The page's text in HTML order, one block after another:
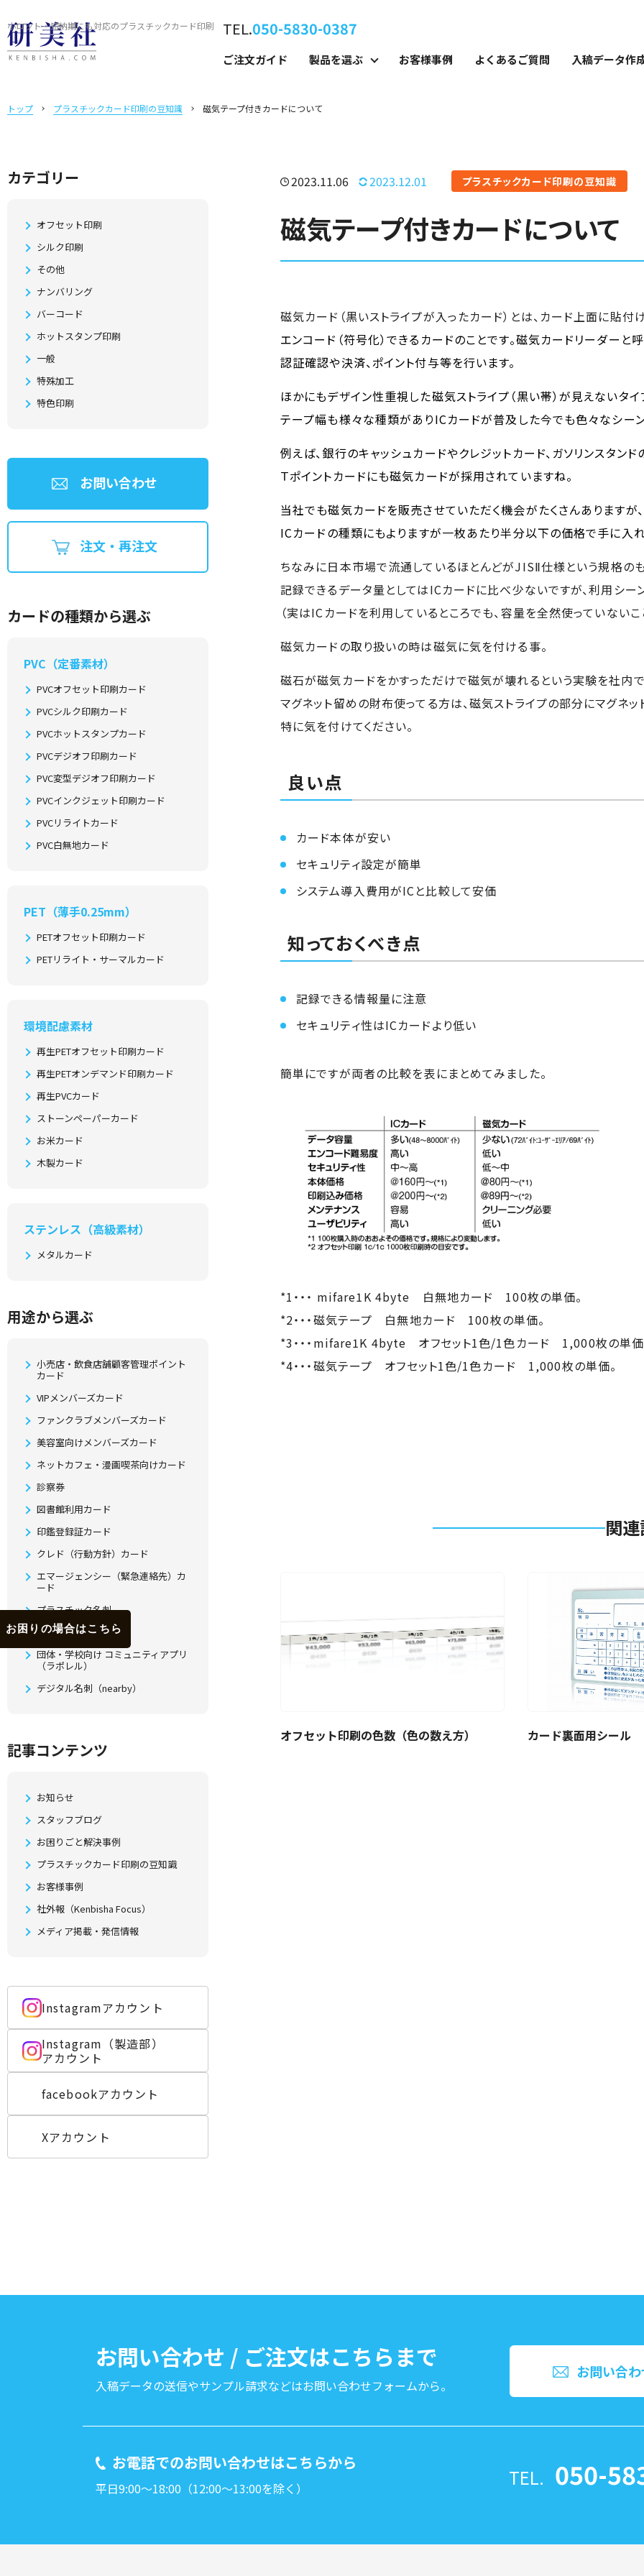
小ロット・短納期にも対応のプラスチックカード印刷 TEL.050-5830-0387
ご注文ガイド 製品を選ぶ お客様事例 よくあるご質問 入稿データ作
トップ プラスチックカード印刷の豆知識 磁気テープ付きカードについて
2023.11.06 2023.12.01 プラスチックカード印刷の豆知識
磁気テープ付きカードについて
磁気カード（黒いストライプが入ったカード）とは、カード上面に貼
エンコード（符号化）できるカードのことです。磁気カードリーダー
認証確認や決済、ポイント付与等を行います。
ほかにもデザイン性重視した磁気ストライプ（黒い帯）が見えないタ
テープ幅も様々な種類がありICカードが普及した今でも色々なシー
例えば、銀行のキャッシュカードやクレジットカード、ガソリンスタンド
Ｔポイントカードにも磁気カードが採用されていますね。
当社でも磁気カードを販売させていただく機会がたくさんありますが
ICカードの種類にもよりますが一枚あたり半分以下の価格で手に入
ちなみに日本市場で流通しているほとんどがJISⅡ仕様という規格のも
記録できるデータ量としてはICカードに比べ少ないですが、利用シー
（実はICカードを利用しているところでも、容量を全然使っていないこ
磁気カードの取り扱いの時は磁気に気を付ける事。
磁石が磁気カードをかすっただけで磁気が壊れるという実験を社内
マグネット留めの財布使ってる方は、磁気ストライプの部分にマグネ
特に気を付けてください。
良い点
カード本体が安い
セキュリティ設定が簡単
システム導入費用がICと比較して安価
知っておくべき点
記録できる情報量に注意
セキュリティ性はICカードより低い
簡単にですが両者の比較を表にまとめてみました。
*1・・・ mifare1K 4byte 白無地カード 100枚の単価。
*2・・・磁気テープ 白無地カード 100枚の単価。
*3・・・mifare1K 4byte オフセット1色/1色カード 1,000枚の単価
*4・・・磁気テープ オフセット1色/1色カード 1,000枚の単価。
関
オフセット印刷の色数（色の数え方） カード裏面用シール
カテゴリー
オフセット印刷
シルク印刷
その他
ナンバリング
バーコード
ホットスタンプ印刷
一般
特殊加工
特色印刷
お問い合わせ
注文・再注文
カードの種類から選ぶ
PVC（定番素材）
PVCオフセット印刷カード
PVCシルク印刷カード
PVCホットスタンプカード
PVCデジオフ印刷カード
PVC変型デジオフ印刷カード
PVCインクジェット印刷カード
PVCリライトカード
PVC白無地カード
PET（薄手0.25mm）
PETオフセット印刷カード
PETリライト・サーマルカード
環境配慮素材
再生PETオフセット印刷カード
再生PETオンデマンド印刷カード
再生PVCカード
ストーンペーパーカード
お米カード
木製カード
ステンレス（高級素材）
メタルカード
⽤途から選ぶ
小売店・飲食店舗顧客管理ポイント
カード
VIPメンバーズカード
ファンクラブメンバーズカード
美容室向けメンバーズカード
ネットカフェ・漫画喫茶向けカード
診察券
図書館利用カード
印鑑登録証カード
クレド（行動方針）カード
エマージェンシー（緊急連絡先）カ
ード
プラスチック名刺
QUOカード
団体・学校向け コミュニティアプリ
（ラポレル）
デジタル名刺（nearby）
記事コンテンツ
お知らせ
スタッフブログ
お困りごと解決事例
プラスチックカード印刷の豆知識
お客様事例
社外報（Kenbisha Focus）
メディア掲載・発信情報
Instagramアカウント
Instagram（製造部）
アカウント
facebookアカウント
Xアカウント
お困りの場合はこちら
お問い合わせ / ご注文はこちらまで
入稿データの送信やサンプル請求などはお問い合わせフォームから。
お問い合
お電話でのお問い合わせはこちらから
平日9:00～18:00（12:00～13:00を除く） TEL. 050-